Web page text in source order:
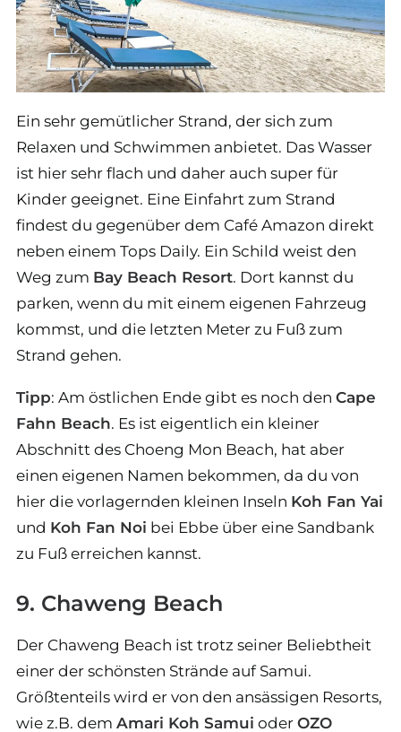
Ein sehr gemütlicher Strand, der sich zum
Relaxen und Schwimmen anbietet. Das Wasser
ist hier sehr flach und daher auch super für
Kinder geeignet. Eine Einfahrt zum Strand
findest du gegenüber dem Café Amazon direkt
neben einem Tops Daily. Ein Schild weist den
Weg zum Bay Beach Resort. Dort kannst du
parken, wenn du mit einem eigenen Fahrzeug
kommst, und die letzten Meter zu Fuß zum
Strand gehen.
Tipp: Am östlichen Ende gibt es noch den Cape
Fahn Beach. Es ist eigentlich ein kleiner
Abschnitt des Choeng Mon Beach, hat aber
einen eigenen Namen bekommen, da du von
hier die vorlagernden kleinen Inseln Koh Fan Yai
und Koh Fan Noi bei Ebbe über eine Sandbank
zu Fuß erreichen kannst.
9. Chaweng Beach
Der Chaweng Beach ist trotz seiner Beliebtheit
einer der schönsten Strände auf Samui.
Größtenteils wird er von den ansässigen Resorts,
wie z.B. dem Amari Koh Samui oder OZO